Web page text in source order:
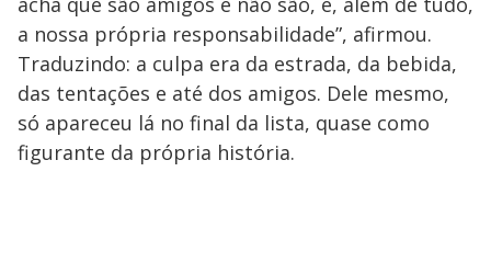
a nossa própria responsabilidade”, afirmou.
Traduzindo: a culpa era da estrada, da bebida,
das tentações e até dos amigos. Dele mesmo,
só apareceu lá no final da lista, quase como
figurante da própria história.